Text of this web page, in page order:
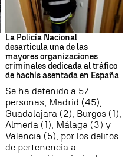
Narcotrafico
La Policía Nacional
desarticula una de las
mayores organizaciones
criminales dedicada al tráfico
de hachís asentada en España
Se ha detenido a 57
personas, Madrid (45),
Guadalajara (2), Burgos (1),
Almería (1), Málaga (3) y
Valencia (5), por los delitos
de pertenencia a